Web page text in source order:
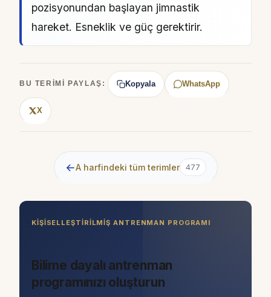
pozisyonundan başlayan jimnastik
hareket. Esneklik ve güç gerektirir.
BU TERIMI PAYLAŞ: Kopyala WhatsApp
X
←A harfindeki tüm terimler 477
KIŞISELLEŞTIRILMIŞ ANTRENMAN PROGRAMI
Bilime dayalı antrenman
programınızı oluşturun